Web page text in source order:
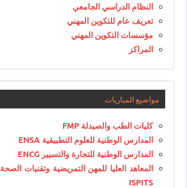
النظام الدراسي الجامعي
تعريف عام للتكوين المهني
مؤسسات التكوين المهني
المراكز
مواضيع المباريات
كليات الطب والصيدلة FMP
المدارس الوطنية للعلوم التطبيقية ENSA
المدارس الوطنية للتجارة والتسيير ENCG
المعاهد العليا للمهن التمريضية وتقنيات الصحة
ISPITS